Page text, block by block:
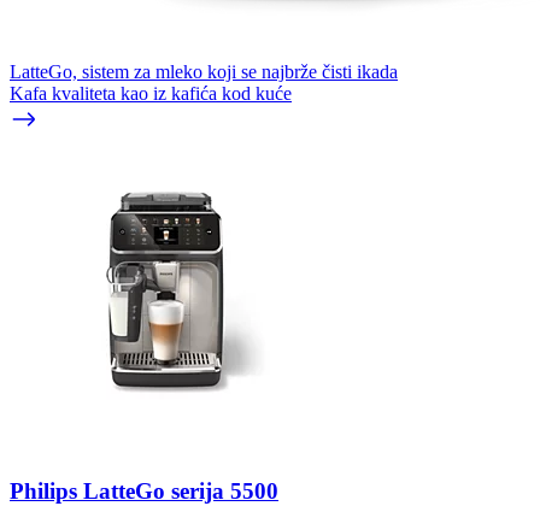
LatteGo, sistem za mleko koji se najbrže čisti ikada
Kafa kvaliteta kao iz kafića kod kuće
Philips LatteGo serija 5500